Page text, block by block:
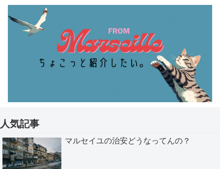
人気記事
マルセイユの治安どうなってんの？